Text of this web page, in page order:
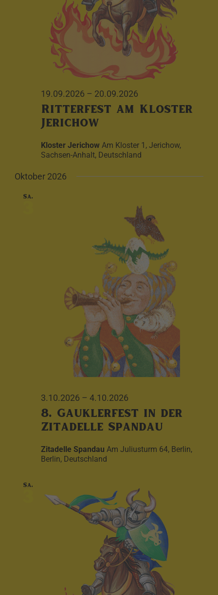
19.09.2026 – 20.09.2026
Ritterfest am Kloster
Jerichow
Kloster Jerichow Am Kloster 1, Jerichow,
Sachsen-Anhalt, Deutschland
Oktober 2026
Sa.
3.10.2026 – 4.10.2026
8. Gauklerfest in der
Zitadelle Spandau
Zitadelle Spandau Am Juliusturm 64, Berlin,
Berlin, Deutschland
Sa.